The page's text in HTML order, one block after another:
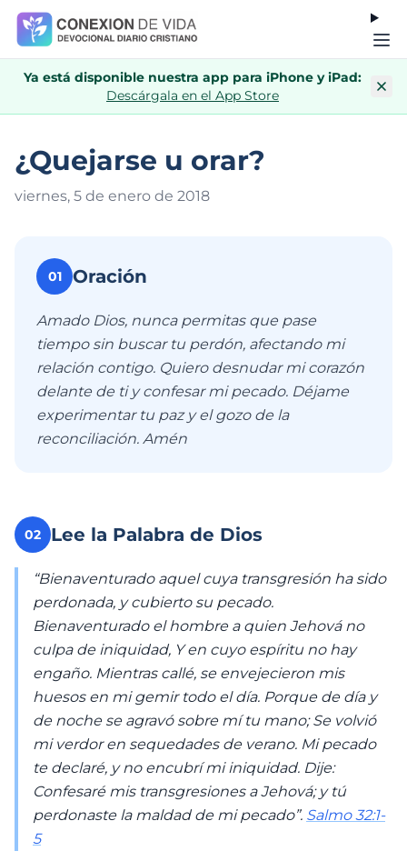
Ya está disponible nuestra app para iPhone y iPad:
Descárgala en el App Store
¿Quejarse u orar?
viernes, 5 de enero de 2018
01 Oración
Amado Dios, nunca permitas que pase
tiempo sin buscar tu perdón, afectando mi
relación contigo. Quiero desnudar mi corazón
delante de ti y confesar mi pecado. Déjame
experimentar tu paz y el gozo de la
reconciliación. Amén
02 Lee la Palabra de Dios
“Bienaventurado aquel cuya transgresión ha sido
perdonada, y cubierto su pecado.
Bienaventurado el hombre a quien Jehová no
culpa de iniquidad, Y en cuyo espíritu no hay
engaño. Mientras callé, se envejecieron mis
huesos en mi gemir todo el día. Porque de día y
de noche se agravó sobre mí tu mano; Se volvió
mi verdor en sequedades de verano. Mi pecado
te declaré, y no encubrí mi iniquidad. Dije:
Confesaré mis transgresiones a Jehová; y tú
perdonaste la maldad de mi pecado”. Salmo 32:1-
5